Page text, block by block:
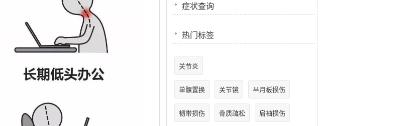
症状查询
热门标签
关节炎
单髁置换 关节镜 半月板损伤
韧带损伤 骨质疏松 肩袖损伤